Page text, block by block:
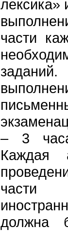
части
– 3
Каждая
должна